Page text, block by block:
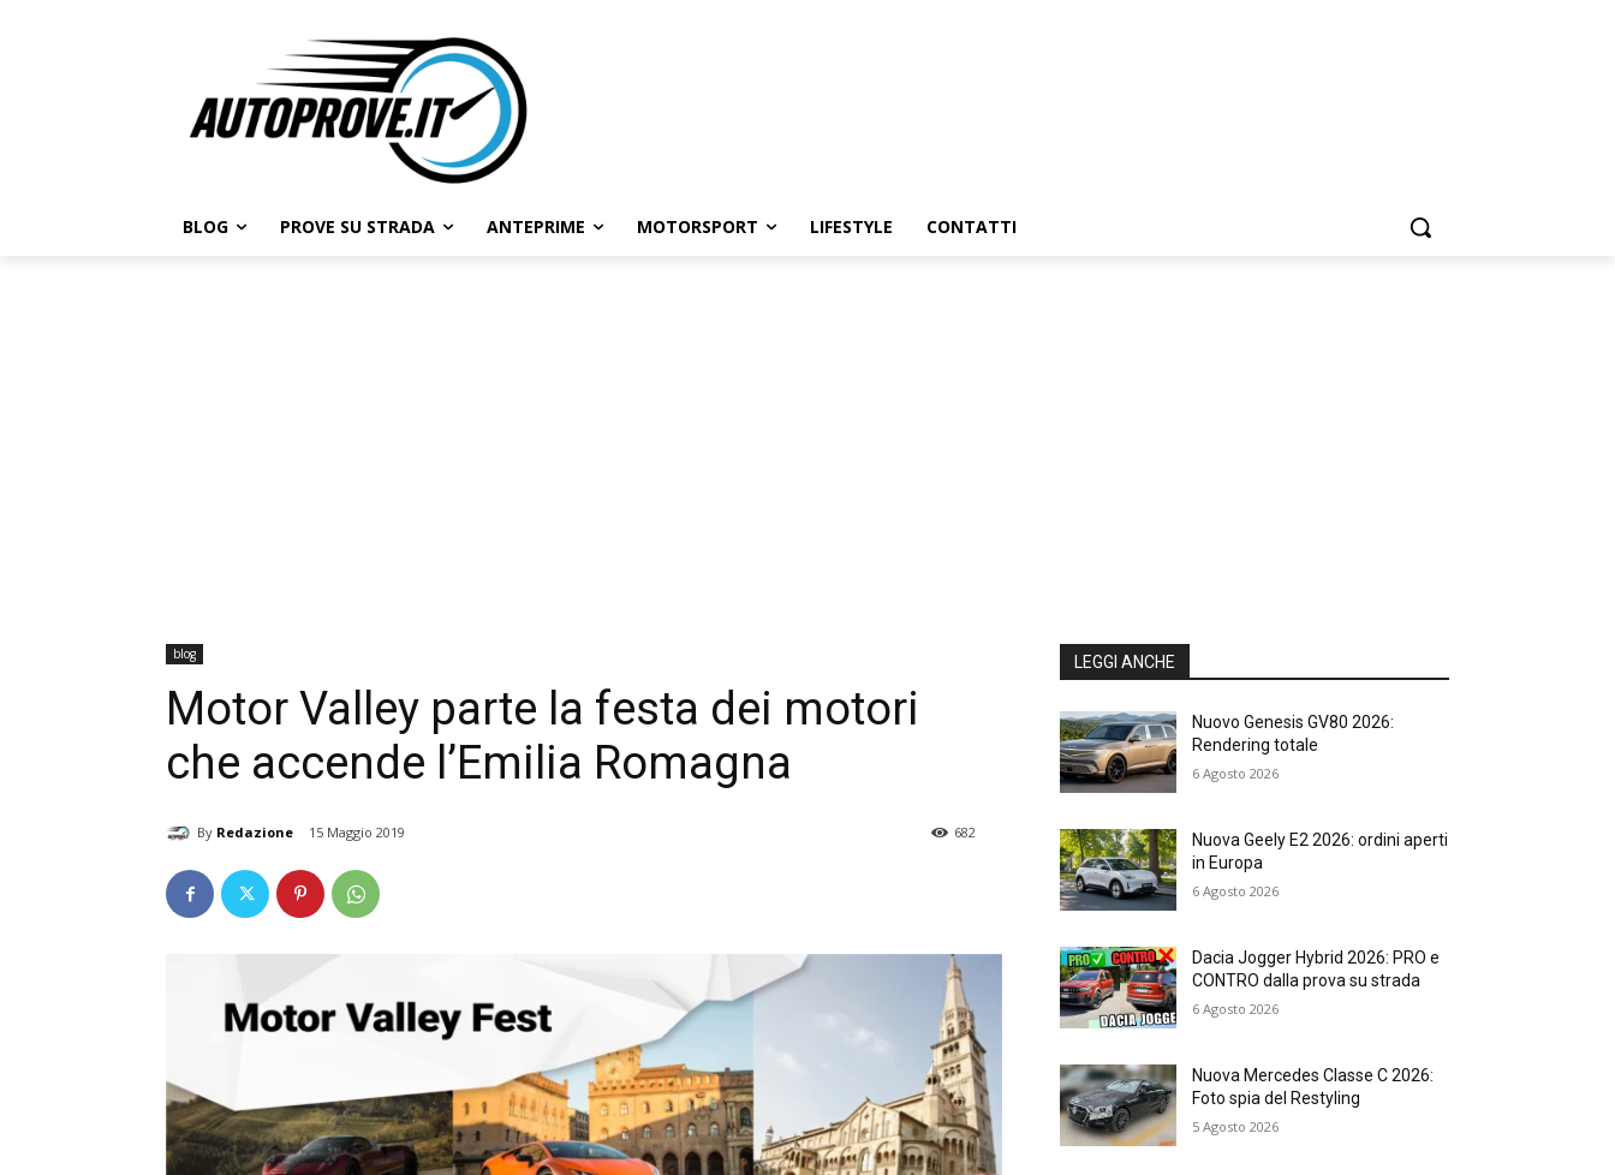
BLOG PROVE SU STRADA ANTEPRIME MOTORSPORT LIFESTYLE CONTATTI
blog
Motor Valley parte la festa dei motori
che accende l’Emilia Romagna
By Redazione 15 Maggio 2019 682
LEGGI ANCHE
Nuovo Genesis GV80 2026:
Rendering totale
6 Agosto 2026
Nuova Geely E2 2026: ordini aperti
in Europa
6 Agosto 2026
Dacia Jogger Hybrid 2026: PRO e
CONTRO dalla prova su strada
6 Agosto 2026
Nuova Mercedes Classe C 2026:
Foto spia del Restyling
5 Agosto 2026